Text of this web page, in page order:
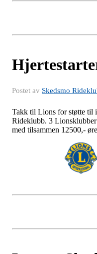
Postet av Skedsmo
Takk til Lions for støtte til
Rideklubb. 3 Lionsklubber
med tilsammen 12500,-